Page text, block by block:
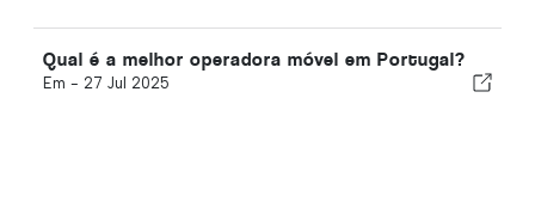
Qual é a melhor operadora móvel em Portugal?
Em - 27 Jul 2025